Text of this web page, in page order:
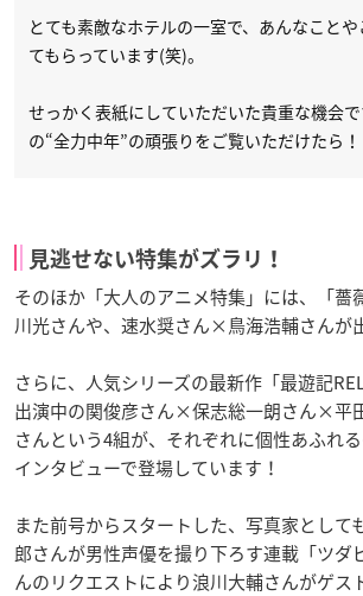
とても素敵なホテルの一室で、あんなこと
てもらっています(笑)。
せっかく表紙にしていただいた貴重な機会
の“全力中年”の頑張りをご覧いただけたら！
見逃せない特集がズラリ！
そのほか「大人のアニメ特集」には、「薔
川光さんや、速水奨さん×鳥海浩輔さんが
さらに、人気シリーズの最新作「最遊記
出演中の関俊彦さん×保志総一朗さん×平
さんという4組が、それぞれに個性あふれ
インタビューで登場しています！
また前号からスタートした、写真家として
郎さんが男性声優を撮り下ろす連載「ツダ
んのリクエストにより浪川大輔さんがゲス